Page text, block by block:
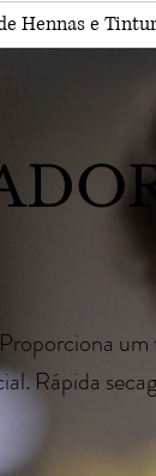
Hennas e
Rápida